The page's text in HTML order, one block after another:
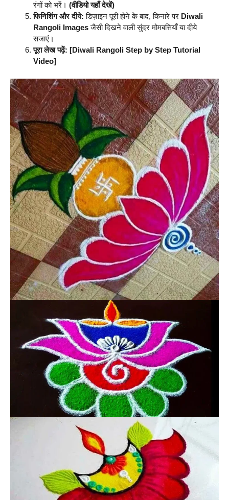
रंगों को भरें। (वीडियो यहाँ देखें)
फिनिशिंग और दीये: डिज़ाइन पूरी होने के बाद, किनारे पर Diwali
Rangoli Imagesजैसी दिखने वाली सुंदर मोमबत्तियाँ या दीये
सजाएं।
पूरा लेख पढ़ें: [Diwali Rangoli Step by Step Tutorial
Video]